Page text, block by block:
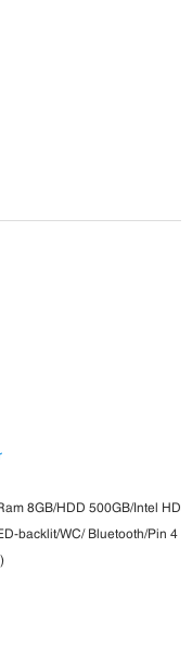
8GB/HDD 500GB/Intel HD
backlit/WC/ Bluetooth/Pin 4